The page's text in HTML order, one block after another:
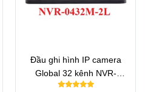
Đầu ghi hình IP camera
Global 32 kênh NVR-
0432M-2L